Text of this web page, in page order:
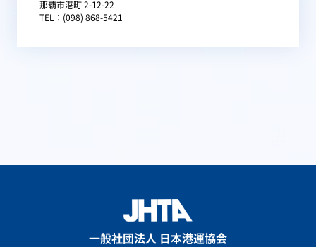
那覇市港町 2-12-22
TEL：(098) 868-5421
一般社団法人 日本港運協会